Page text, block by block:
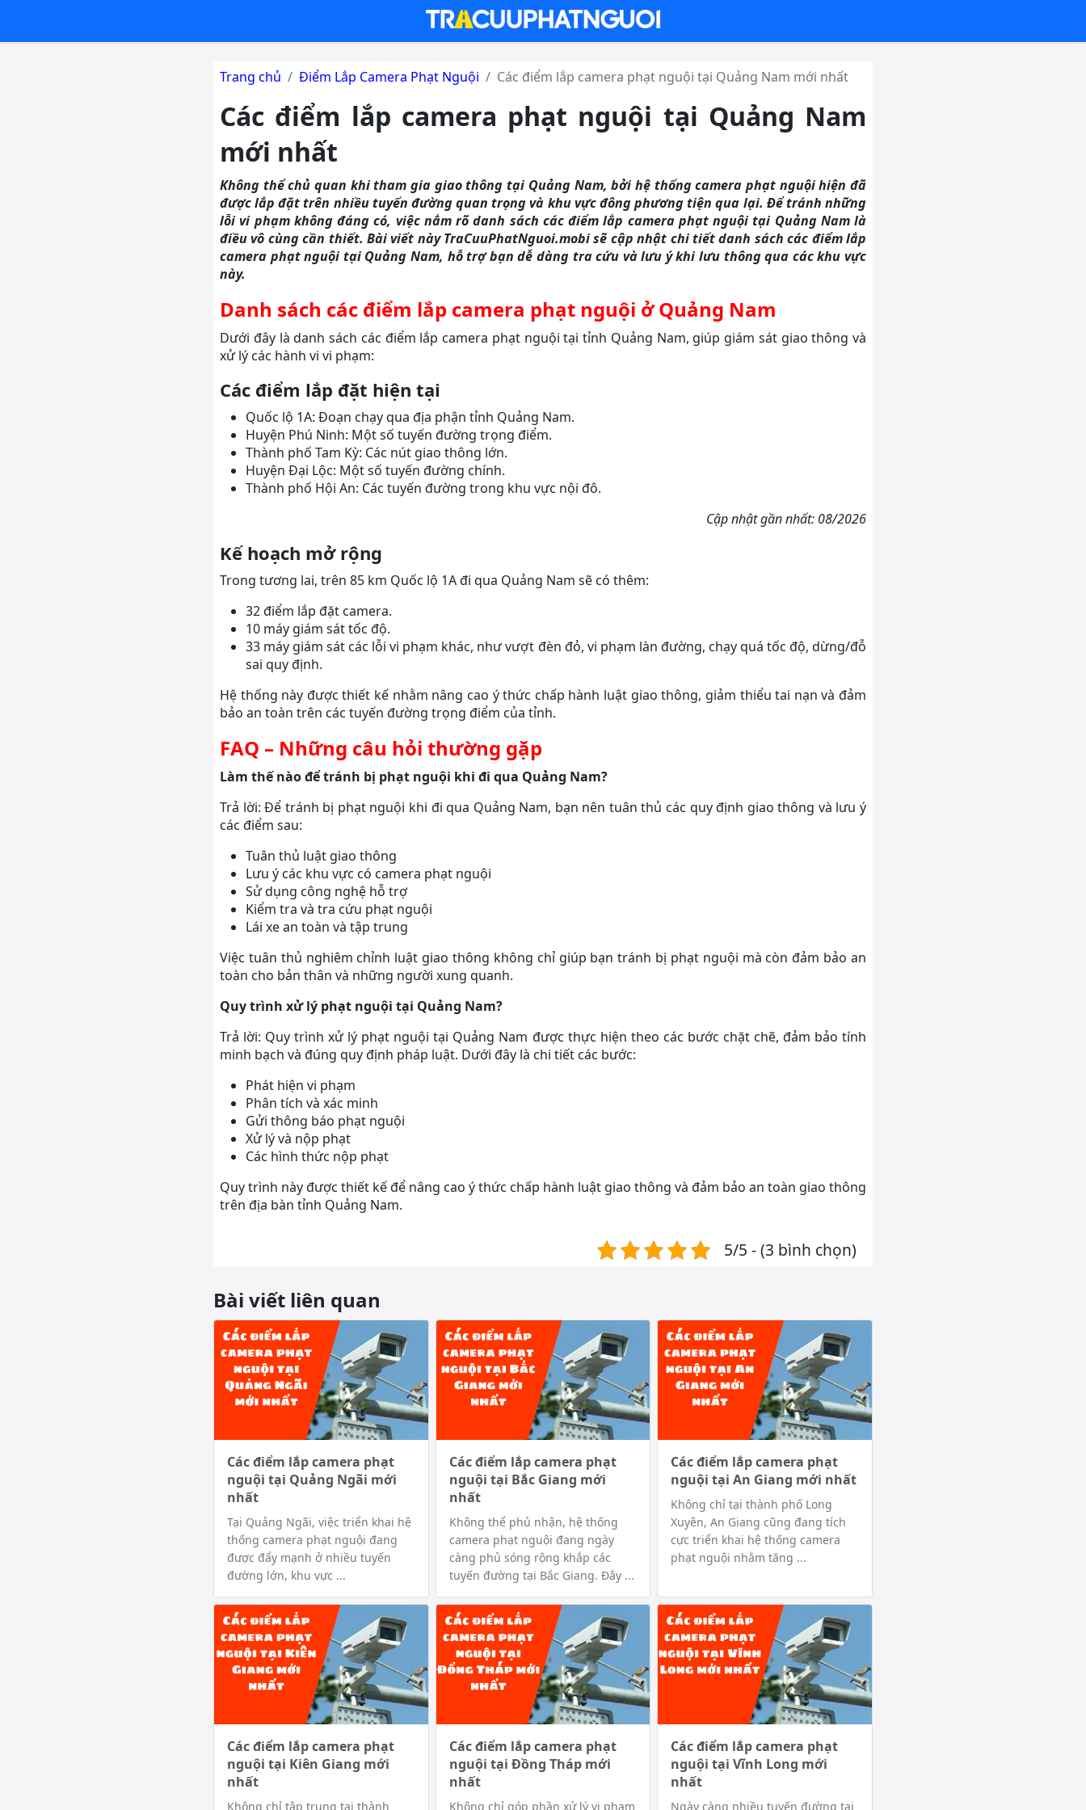
Trang chủ Điểm Lắp Camera Phạt Nguội Các điểm lắp camera phạt nguội tại Quảng Nam mới nhất
Các điểm lắp camera phạt nguội tại Quảng Nam
mới nhất
Không thể chủ quan khi tham gia giao thông tại Quảng Nam, bởi hệ thống camera phạt nguội hiện đã
được lắp đặt trên nhiều tuyến đường quan trọng và khu vực đông phương tiện qua lại. Để tránh những
lỗi vi phạm không đáng có, việc nắm rõ danh sách các điểm lắp camera phạt nguội tại Quảng Nam là
điều vô cùng cần thiết. Bài viết này TraCuuPhatNguoi.mobi sẽ cập nhật chi tiết danh sách các điểm lắp
camera phạt nguội tại Quảng Nam, hỗ trợ bạn dễ dàng tra cứu và lưu ý khi lưu thông qua các khu vực
này.
Danh sách các điểm lắp camera phạt nguội ở Quảng Nam
Dưới đây là danh sách các điểm lắp camera phạt nguội tại tỉnh Quảng Nam, giúp giám sát giao thông và
xử lý các hành vi vi phạm:
Các điểm lắp đặt hiện tại
Quốc lộ 1A: Đoạn chạy qua địa phận tỉnh Quảng Nam.
Huyện Phú Ninh: Một số tuyến đường trọng điểm.
Thành phố Tam Kỳ: Các nút giao thông lớn.
Huyện Đại Lộc: Một số tuyến đường chính.
Thành phố Hội An: Các tuyến đường trong khu vực nội đô.
Cập nhật gần nhất: 08/2026
Kế hoạch mở rộng
Trong tương lai, trên 85 km Quốc lộ 1A đi qua Quảng Nam sẽ có thêm:
32 điểm lắp đặt camera.
10 máy giám sát tốc độ.
33 máy giám sát các lỗi vi phạm khác, như vượt đèn đỏ, vi phạm làn đường, chạy quá tốc độ, dừng/đỗ
sai quy định.
Hệ thống này được thiết kế nhằm nâng cao ý thức chấp hành luật giao thông, giảm thiểu tai nạn và đảm
bảo an toàn trên các tuyến đường trọng điểm của tỉnh.
FAQ – Những câu hỏi thường gặp
Làm thế nào để tránh bị phạt nguội khi đi qua Quảng Nam?
Trả lời: Để tránh bị phạt nguội khi đi qua Quảng Nam, bạn nên tuân thủ các quy định giao thông và lưu ý
các điểm sau:
Tuân thủ luật giao thông
Lưu ý các khu vực có camera phạt nguội
Sử dụng công nghệ hỗ trợ
Kiểm tra và tra cứu phạt nguội
Lái xe an toàn và tập trung
Việc tuân thủ nghiêm chỉnh luật giao thông không chỉ giúp bạn tránh bị phạt nguội mà còn đảm bảo an
toàn cho bản thân và những người xung quanh.
Quy trình xử lý phạt nguội tại Quảng Nam?
Trả lời: Quy trình xử lý phạt nguội tại Quảng Nam được thực hiện theo các bước chặt chẽ, đảm bảo tính
minh bạch và đúng quy định pháp luật. Dưới đây là chi tiết các bước:
Phát hiện vi phạm
Phân tích và xác minh
Gửi thông báo phạt nguội
Xử lý và nộp phạt
Các hình thức nộp phạt
Quy trình này được thiết kế để nâng cao ý thức chấp hành luật giao thông và đảm bảo an toàn giao thông
trên địa bàn tỉnh Quảng Nam.
5/5 - (3 bình chọn)
Bài viết liên quan
Các điểm lắp camera phạt
nguội tại Quảng Ngãi mới
nhất
Tại Quảng Ngãi, việc triển khai hệ
thống camera phạt nguội đang
được đẩy mạnh ở nhiều tuyến
đường lớn, khu vực ...
Các điểm lắp camera phạt
nguội tại Bắc Giang mới
nhất
Không thể phủ nhận, hệ thống
camera phạt nguội đang ngày
càng phủ sóng rộng khắp các
tuyến đường tại Bắc Giang. Đây ...
Các điểm lắp camera phạt
nguội tại An Giang mới nhất
Không chỉ tại thành phố Long
Xuyên, An Giang cũng đang tích
cực triển khai hệ thống camera
phạt nguội nhằm tăng ...
Các điểm lắp camera phạt
nguội tại Kiên Giang mới
nhất
Không chỉ tập trung tại thành
Các điểm lắp camera phạt
nguội tại Đồng Tháp mới
nhất
Không chỉ góp phần xử lý vi phạm
Các điểm lắp camera phạt
nguội tại Vĩnh Long mới
nhất
Ngày càng nhiều tuyến đường tại